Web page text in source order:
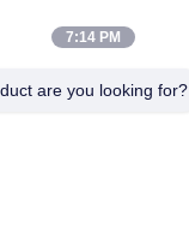
7:14 PM
are you looking for?